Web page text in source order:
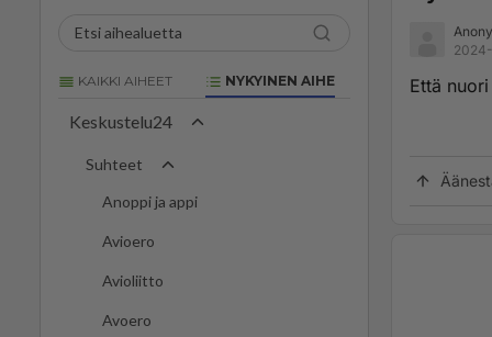
KAIKKI AIHEET NYKYINEN AIHE
Keskustelu24
Suhteet
Anoppi ja appi
Avioero
Avioliitto
Avoero
Että